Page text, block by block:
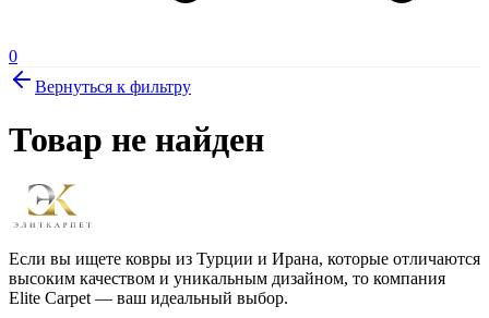
0
Вернуться к фильтру
Товар не найден
Если вы ищете ковры из Турции и Ирана, которые отличаются
высоким качеством и уникальным дизайном, то компания
Elite Carpet — ваш идеальный выбор.